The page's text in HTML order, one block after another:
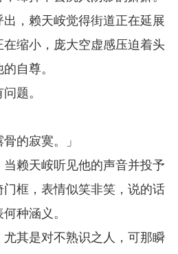
，赖天峖觉得街道正在延展
缩小，庞大空虚感压迫着头
自尊。
题。
的寂寞。」
赖天峖听见他的声音并投予
框，表情似笑非笑，说的话
种涵义。
其是对不熟识之人，可那瞬